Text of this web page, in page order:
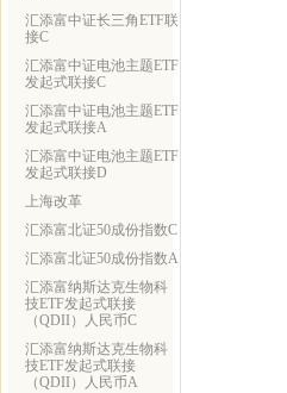
汇添富中证长三角ETF联
接C
汇添富中证电池主题ETF
发起式联接C
汇添富中证电池主题ETF
发起式联接A
汇添富中证电池主题ETF
发起式联接D
上海改革
汇添富北证50成份指数C
汇添富北证50成份指数A
汇添富纳斯达克生物科
技ETF发起式联接
（QDII）人民币C
汇添富纳斯达克生物科
技ETF发起式联接
（QDII）人民币A